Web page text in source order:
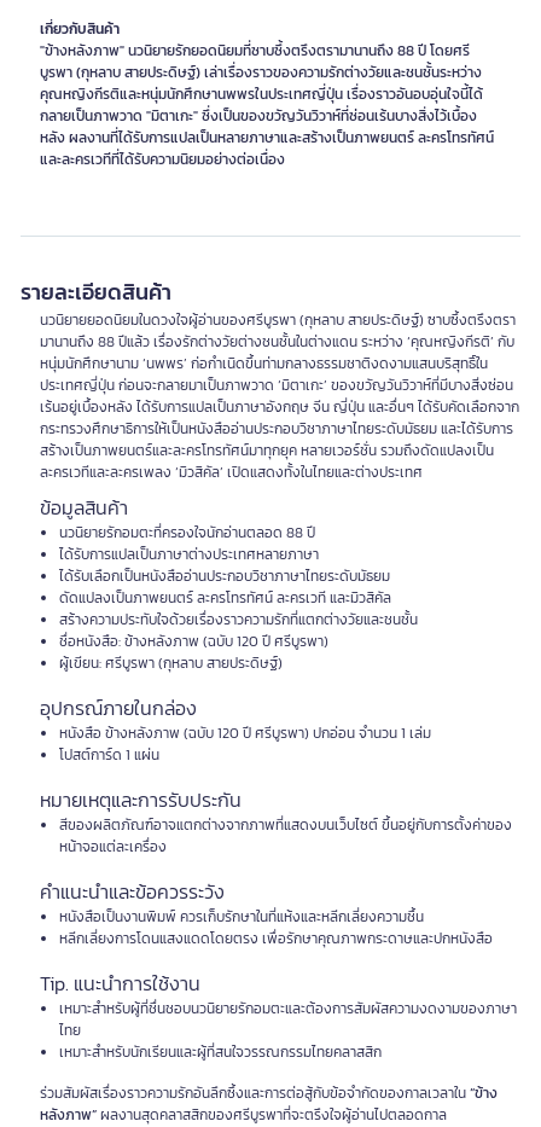
เกี่ยวกับสินค้า
"ข้างหลังภาพ" นวนิยายรักยอดนิยมที่ซาบซึ้งตรึงตรามานานถึง 88 ปี โดยศรี
บูรพา (กุหลาบ สายประดิษฐ์) เล่าเรื่องราวของความรักต่างวัยและชนชั้นระหว่าง
คุณหญิงกีรติและหนุ่มนักศึกษานพพรในประเทศญี่ปุ่น เรื่องราวอันอบอุ่นใจนี้ได้
กลายเป็นภาพวาด "มิตาเกะ" ซึ่งเป็นของขวัญวันวิวาห์ที่ซ่อนเร้นบางสิ่งไว้เบื้อง
หลัง ผลงานที่ได้รับการแปลเป็นหลายภาษาและสร้างเป็นภาพยนตร์ ละครโทรทัศน์
และละครเวทีที่ได้รับความนิยมอย่างต่อเนื่อง
รายละเอียดสินค้า
นวนิยายยอดนิยมในดวงใจผู้อ่านของศรีบูรพา (กุหลาบ สายประดิษฐ์) ซาบซึ้งตรึงตรา
มานานถึง 88 ปีแล้ว เรื่องรักต่างวัยต่างชนชั้นในต่างแดน ระหว่าง ‘คุณหญิงกีรติ’ กับ
หนุ่มนักศึกษานาม ‘นพพร’ ก่อกำเนิดขึ้นท่ามกลางธรรมชาติงดงามแสนบริสุทธิ์ใน
ประเทศญี่ปุ่น ก่อนจะกลายมาเป็นภาพวาด ‘มิตาเกะ’ ของขวัญวันวิวาห์ที่มีบางสิ่งซ่อน
เร้นอยู่เบื้องหลัง ได้รับการแปลเป็นภาษาอังกฤษ จีน ญี่ปุ่น และอื่นๆ ได้รับคัดเลือกจาก
กระทรวงศึกษาธิการให้เป็นหนังสืออ่านประกอบวิชาภาษาไทยระดับมัธยม และได้รับการ
สร้างเป็นภาพยนตร์และละครโทรทัศน์มาทุกยุค หลายเวอร์ชั่น รวมถึงดัดแปลงเป็น
ละครเวทีและละครเพลง ‘มิวสิคัล’ เปิดแสดงทั้งในไทยและต่างประเทศ
ข้อมูลสินค้า
นวนิยายรักอมตะที่ครองใจนักอ่านตลอด 88 ปี
ได้รับการแปลเป็นภาษาต่างประเทศหลายภาษา
ได้รับเลือกเป็นหนังสืออ่านประกอบวิชาภาษาไทยระดับมัธยม
ดัดแปลงเป็นภาพยนตร์ ละครโทรทัศน์ ละครเวที และมิวสิคัล
สร้างความประทับใจด้วยเรื่องราวความรักที่แตกต่างวัยและชนชั้น
ชื่อหนังสือ: ข้างหลังภาพ (ฉบับ 120 ปี ศรีบูรพา)
ผู้เขียน: ศรีบูรพา (กุหลาบ สายประดิษฐ์)
อุปกรณ์ภายในกล่อง
หนังสือ ข้างหลังภาพ (ฉบับ 120 ปี ศรีบูรพา) ปกอ่อน จำนวน 1 เล่ม
โปสต์การ์ด 1 แผ่น
หมายเหตุและการรับประกัน
สีของผลิตภัณฑ์อาจแตกต่างจากภาพที่แสดงบนเว็บไซต์ ขึ้นอยู่กับการตั้งค่าของ
หน้าจอแต่ละเครื่อง
คำแนะนำและข้อควรระวัง
หนังสือเป็นงานพิมพ์ ควรเก็บรักษาในที่แห้งและหลีกเลี่ยงความชื้น
หลีกเลี่ยงการโดนแสงแดดโดยตรง เพื่อรักษาคุณภาพกระดาษและปกหนังสือ
Tip. แนะนำการใช้งาน
เหมาะสำหรับผู้ที่ชื่นชอบนวนิยายรักอมตะและต้องการสัมผัสความงดงามของภาษา
ไทย
เหมาะสำหรับนักเรียนและผู้ที่สนใจวรรณกรรมไทยคลาสสิก
ร่วมสัมผัสเรื่องราวความรักอันลึกซึ้งและการต่อสู้กับข้อจำกัดของกาลเวลาใน“ข้าง
หลังภาพ”ผลงานสุดคลาสสิกของศรีบูรพาที่จะตรึงใจผู้อ่านไปตลอดกาล